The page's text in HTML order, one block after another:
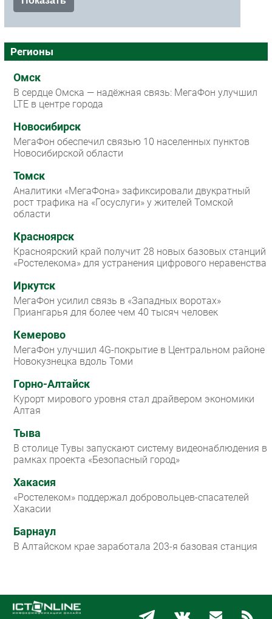
Регионы
Омск
В сердце Омска — надёжная связь: МегаФон улучшил
LTE в центре города
Новосибирск
МегаФон обеспечил связью 10 населенных пунктов
Новосибирской области
Томск
Аналитики «МегаФона» зафиксировали двукратный
рост трафика на «Госуслуги» у жителей Томской
области
Красноярск
Красноярский край получит 28 новых базовых станций
«Ростелекома» для устранения цифрового неравенства
Иркутск
МегаФон усилил связь в «Западных воротах»
Приангарья для более чем 40 тысяч человек
Кемерово
МегаФон улучшил 4G-покрытие в Центральном районе
Новокузнецка вдоль Томи
Горно-Алтайск
Курорт мирового уровня стал драйвером экономики
Алтая
Тыва
В столице Тувы запускают систему видеонаблюдения в
рамках проекта «Безопасный город»
Хакасия
«Ростелеком» поддержал добровольцев-спасателей
Хакасии
Барнаул
В Алтайском крае заработала 203-я базовая станция